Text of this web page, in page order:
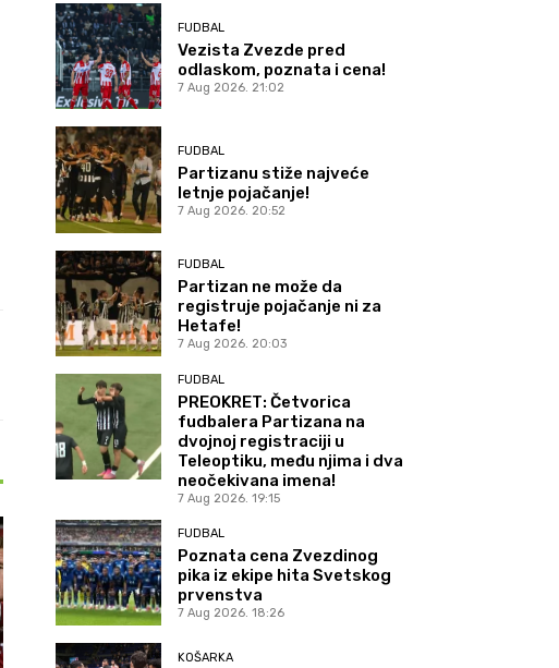
FUDBAL
Vezista Zvezde pred
odlaskom, poznata i cena!
7 Aug 2026. 21:02
FUDBAL
Partizanu stiže najveće
letnje pojačanje!
7 Aug 2026. 20:52
FUDBAL
Partizan ne može da
registruje pojačanje ni za
Hetafe!
7 Aug 2026. 20:03
FUDBAL
PREOKRET: Četvorica
fudbalera Partizana na
dvojnoj registraciji u
Teleoptiku, među njima i dva
neočekivana imena!
7 Aug 2026. 19:15
FUDBAL
Poznata cena Zvezdinog
pika iz ekipe hita Svetskog
prvenstva
7 Aug 2026. 18:26
KOŠARKA